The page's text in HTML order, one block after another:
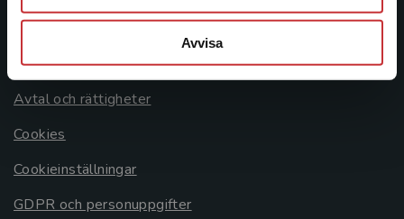
Avvisa
Allmänna länkar
Om oss
Avtal och rättigheter
Cookies
Cookieinställningar
GDPR och personuppgifter